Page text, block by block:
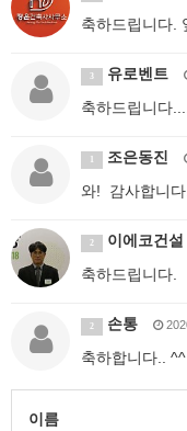
축하드립니다.
3 유로벤트
축하드립니다....
조은동진
와! 감사합니
2 이에코건설
축하드립니다.
2 손통
축하합니다.. ^^
이름